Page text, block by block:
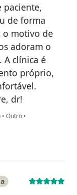
paciente,
de forma
o motivo de
adoram o
A clínica é
próprio,
dr!
• Outro •